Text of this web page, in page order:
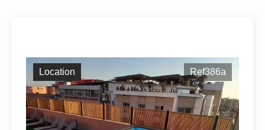
Location Ref386a